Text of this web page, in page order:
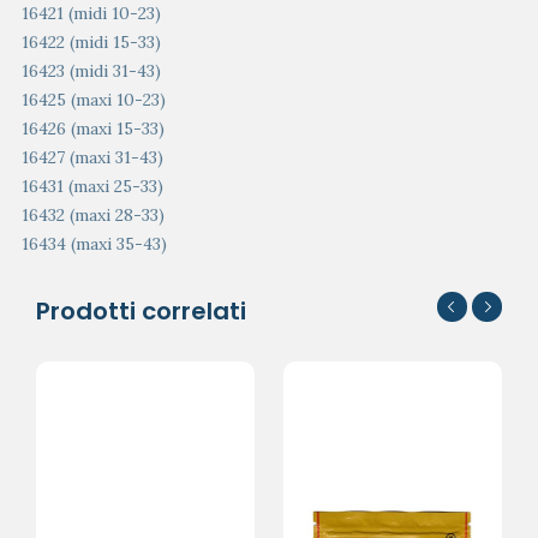
16421 (midi 10-23)
16422 (midi 15-33)
16423 (midi 31-43)
16425 (maxi 10-23)
16426 (maxi 15-33)
16427 (maxi 31-43)
16431 (maxi 25-33)
16432 (maxi 28-33)
16434 (maxi 35-43)
Prodotti correlati